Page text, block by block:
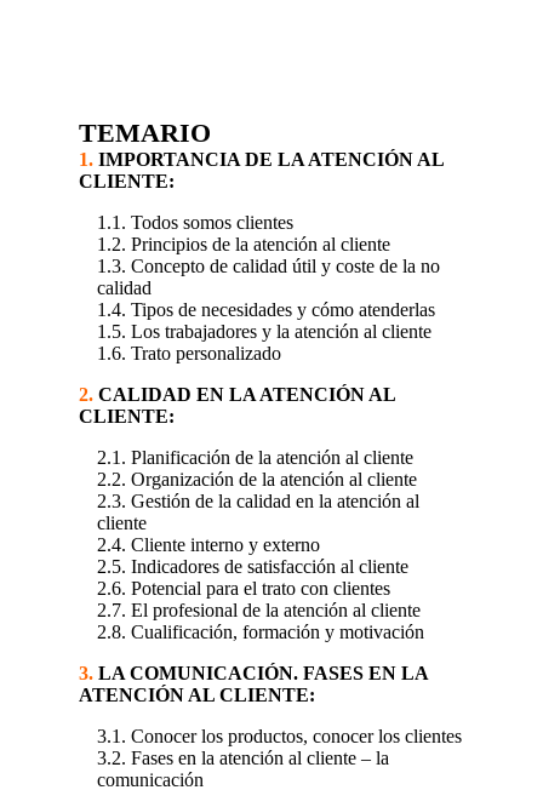
TEMARIO
1.IMPORTANCIA DE LA ATENCIÓN AL
CLIENTE:
1.1. Todos somos clientes
1.2. Principios de la atención al cliente
1.3. Concepto de calidad útil y coste de la no
calidad
1.4. Tipos de necesidades y cómo atenderlas
1.5. Los trabajadores y la atención al cliente
1.6. Trato personalizado
2.CALIDAD EN LA ATENCIÓN AL
CLIENTE:
2.1. Planificación de la atención al cliente
2.2. Organización de la atención al cliente
2.3. Gestión de la calidad en la atención al
cliente
2.4. Cliente interno y externo
2.5. Indicadores de satisfacción al cliente
2.6. Potencial para el trato con clientes
2.7. El profesional de la atención al cliente
2.8. Cualificación, formación y motivación
3.LA COMUNICACIÓN. FASES EN LA
ATENCIÓN AL CLIENTE:
3.1. Conocer los productos, conocer los clientes
3.2. Fases en la atención al cliente – la
comunicación